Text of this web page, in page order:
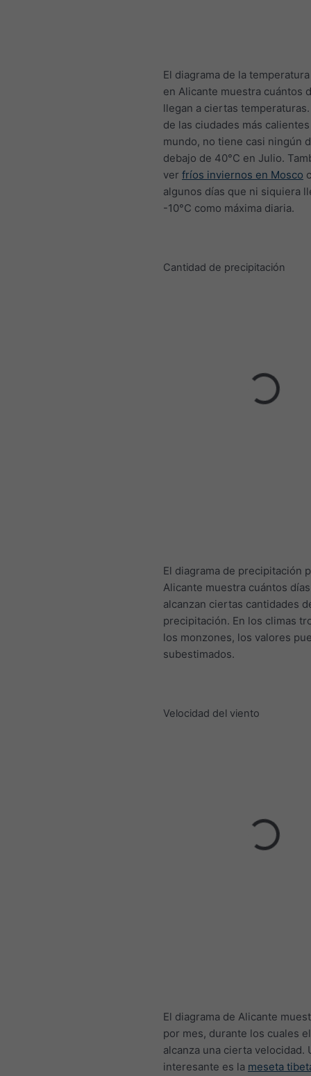
El diagrama de la
en Alicante muestra cuántos
llegan a ciertas
de las ciudades más
mundo, no tiene casi ningún
debajo de 40°C en Julio.
ver fríos inviernos en Mosco
algunos días que ni siquiera
-10°C como máxima diaria.
Cantidad de precipitación
El diagrama de precipitación
Alicante muestra cuántos
alcanzan ciertas cantidades
precipitación. En los climas
los monzones, los valores
subestimados.
Velocidad del viento
El diagrama de Alicante
por mes, durante los cuales
alcanza una cierta velocidad.
interesante es la meseta